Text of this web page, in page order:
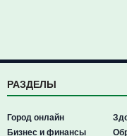
РАЗДЕЛЫ
Город онлайн
Бизнес и финансы